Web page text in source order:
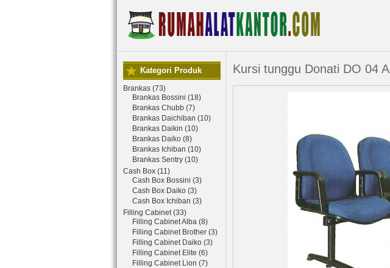
Kategori Produk
Brankas (73)
Brankas Bossini (18)
Brankas Chubb (7)
Brankas Daichiban (10)
Brankas Daikin (10)
Brankas Daiko (8)
Brankas Ichiban (10)
Brankas Sentry (10)
Cash Box (11)
Cash Box Bossini (3)
Cash Box Daiko (3)
Cash Box Ichiban (3)
Filling Cabinet (33)
Filling Cabinet Alba (8)
Filling Cabinet Brother (3)
Filling Cabinet Daiko (3)
Filling Cabinet Elite (6)
Filling Cabinet Lion (7)
Kursi tunggu Donati DO 04 A